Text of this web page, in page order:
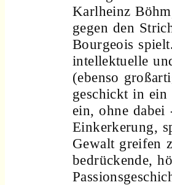
Karlheinz
gegen den
Bourgeois
intellektuelle
(ebenso
geschickt in ein
ein, ohne
Einkerkerung,
Gewalt greifen
bedrückende,